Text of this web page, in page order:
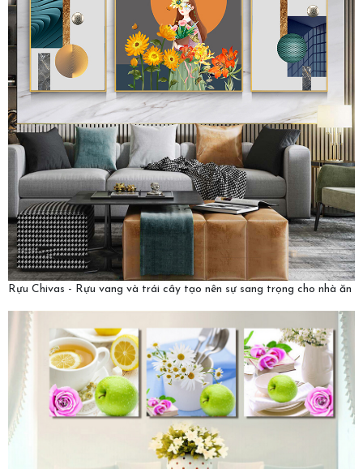
Rựu Chivas - Rựu vang và trái cây tạo nên sự sang trọng cho nhà ăn